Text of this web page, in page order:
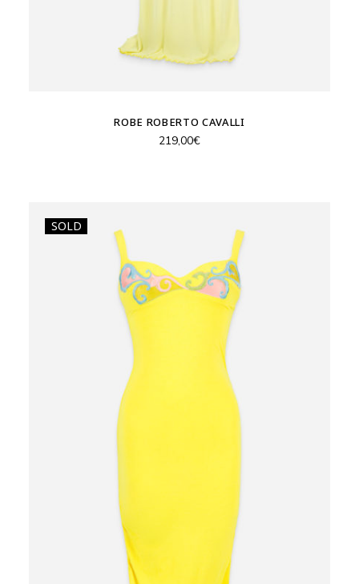
ROBE ROBERTO CAVALLI
219,00€
SOLD